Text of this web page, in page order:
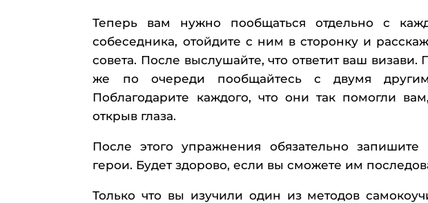
Теперь вам нужно пообщаться отдельно с
собеседника, отойдите с ним в сторонку и
совета. После выслушайте, что ответит ваш визави.
же по очереди пообщайтесь с двумя
Поблагодарите каждого, что они так помогли
открыв глаза.
После этого упражнения обязательно
герои. Будет здорово, если вы сможете им
Только что вы изучили один из методов